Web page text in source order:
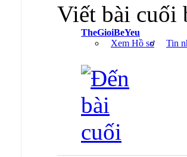
Viết bài cuối
TheGioiBeYeu
Xem Hồ sơ
Tin